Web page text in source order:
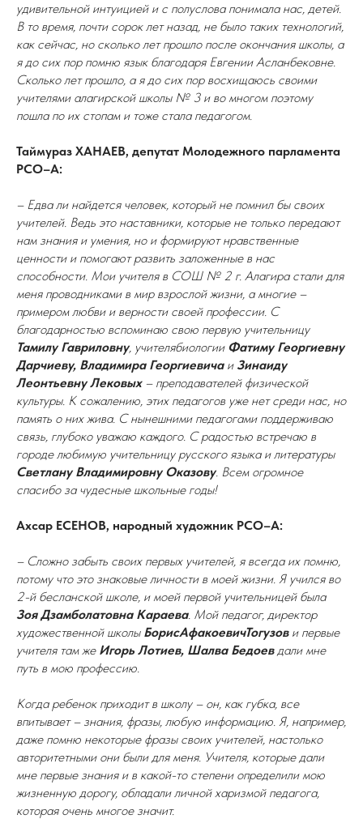
удивительной интуицией и с полуслова понимала нас, детей.
В то время, почти сорок лет назад, не было таких технологий,
как сейчас, но сколько лет прошло после окончания школы, а
я до сих пор помню язык благодаря Евгении Асланбековне.
Сколько лет прошло, а я до сих пор восхищаюсь своими
учителями алагирской школы № 3 и во многом поэтому
пошла по их стопам и тоже стала педагогом.
Таймураз ХАНАЕВ, депутат Молодежного парламента
РСО–А:
– Едва ли найдется человек, который не помнил бы своих
учителей. Ведь это наставники, которые не только передают
нам знания и умения, но и формируют нравственные
ценности и помогают развить заложенные в нас
способности. Мои учителя в СОШ № 2 г. Алагира стали для
меня проводниками в мир взрослой жизни, а многие –
примером любви и верности своей профессии. С
благодарностью вспоминаю свою первую учительницу
Тамилу Гавриловну, учителябиологииФатиму Георгиевну
Дарчиеву, Владимира Георгиевича иЗинаиду
Леонтьевну Лековых– преподавателей физической
культуры. К сожалению, этих педагогов уже нет среди нас, но
память о них жива. С нынешними педагогами поддерживаю
связь, глубоко уважаю каждого. С радостью встречаю в
городе любимую учительницу русского языка и литературы
Светлану Владимировну Оказову. Всем огромное
спасибо за чудесные школьные годы!
Ахсар ЕСЕНОВ, народный художник РСО–А:
– Сложно забыть своих первых учителей, я всегда их помню,
потому что это знаковые личности в моей жизни. Я учился во
2-й бесланской школе, и моей первой учительницей была
Зоя Дзамболатовна Караева. Мой педагог, директор
художественной школы БорисАфакоевичТогузови первые
учителя там же Игорь Лотиев, Шалва Бедоевдали мне
путь в мою профессию.
Когда ребенок приходит в школу – он, как губка, все
впитывает – знания, фразы, любую информацию. Я, например,
даже помню некоторые фразы своих учителей, настолько
авторитетными они были для меня. Учителя, которые дали
мне первые знания и в какой-то степени определили мою
жизненную дорогу, обладали личной харизмой педагога,
которая очень многое значит.